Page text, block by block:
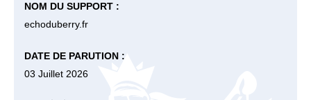
NOM DU SUPPORT :
echoduberry.fr
DATE DE PARUTION :
03 Juillet 2026